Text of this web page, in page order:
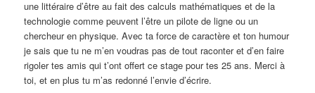
une littéraire d’être au fait des calculs mathématiques et de la
technologie comme peuvent l’être un pilote de ligne ou un
chercheur en physique. Avec ta force de caractère et ton humour
je sais que tu ne m’en voudras pas de tout raconter et d’en faire
rigoler tes amis qui t’ont offert ce stage pour tes 25 ans. Merci à
toi, et en plus tu m’as redonné l’envie d’écrire.